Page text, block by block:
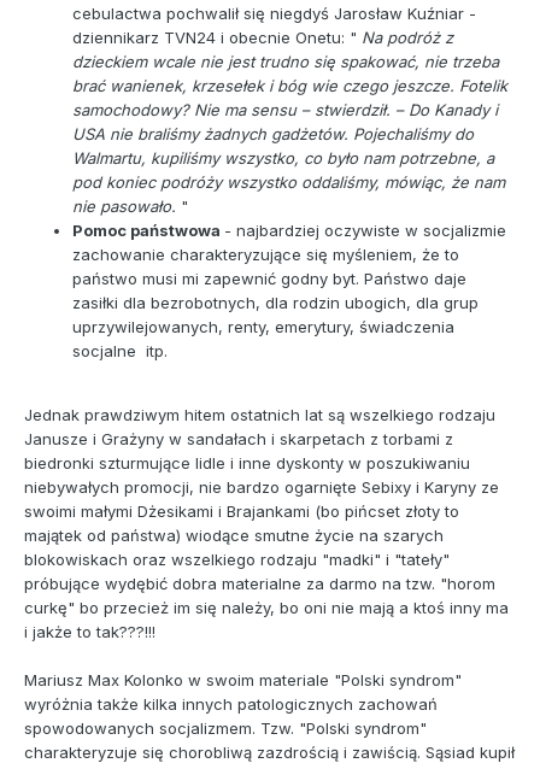
cebulactwa pochwalił się niegdyś Jarosław Kuźniar -
dziennikarz TVN24 i obecnie Onetu: " Na podróż z
dzieckiem wcale nie jest trudno się spakować, nie trzeba
brać wanienek, krzesełek i bóg wie czego jeszcze. Fotelik
samochodowy? Nie ma sensu – stwierdził. – Do Kanady i
USA nie braliśmy żadnych gadżetów. Pojechaliśmy do
Walmartu, kupiliśmy wszystko, co było nam potrzebne, a
pod koniec podróży wszystko oddaliśmy, mówiąc, że nam
nie pasowało. "
Pomoc państwowa - najbardziej oczywiste w socjalizmie
zachowanie charakteryzujące się myśleniem, że to
państwo musi mi zapewnić godny byt. Państwo daje
zasiłki dla bezrobotnych, dla rodzin ubogich, dla grup
uprzywilejowanych, renty, emerytury, świadczenia
socjalne itp.
Jednak prawdziwym hitem ostatnich lat są wszelkiego rodzaju
Janusze i Grażyny w sandałach i skarpetach z torbami z
biedronki szturmujące lidle i inne dyskonty w poszukiwaniu
niebywałych promocji, nie bardzo ogarnięte Sebixy i Karyny ze
swoimi małymi Dżesikami i Brajankami (bo pińcset złoty to
majątek od państwa) wiodące smutne życie na szarych
blokowiskach oraz wszelkiego rodzaju "madki" i "tateły"
próbujące wydębić dobra materialne za darmo na tzw. "horom
curkę" bo przecież im się należy, bo oni nie mają a ktoś inny ma
i jakże to tak???!!!
Mariusz Max Kolonko w swoim materiale "Polski syndrom"
wyróżnia także kilka innych patologicznych zachowań
spowodowanych socjalizmem. Tzw. "Polski syndrom"
charakteryzuje się chorobliwą zazdrością i zawiścią. Sąsiad kupił